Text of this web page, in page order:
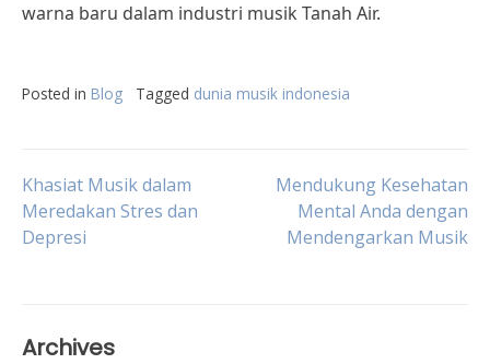
warna baru dalam industri musik Tanah Air.
Posted in Blog Tagged dunia musik indonesia
Post
navigation
Khasiat Musik dalam
Meredakan Stres dan
Depresi
Mendukung Kesehatan
Mental Anda dengan
Mendengarkan Musik
Archives